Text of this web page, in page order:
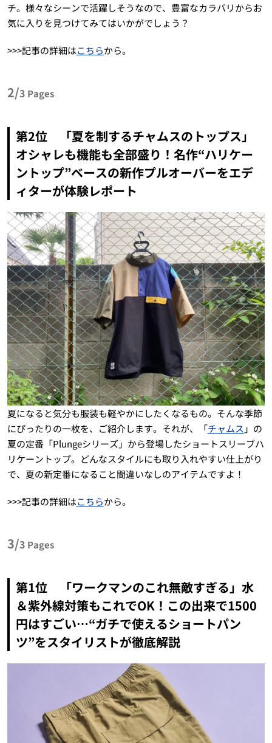
チ。様々なシーンで活躍しそうなので、豊富なカラバリからお
気に入りを見つけてみてはいかがでしょう？
>>>記事の詳細はこちらから。
2/3 Pages
第2位 「夏を制するチャムスのトップス」
オシャレも機能も全部盛り！名作“ハリケー
ントップ”ベースの新作プルオーバーをエデ
ィターが体験レポート
夏になると気分も服装も軽やかにしたくなるもの。そんな季節
にぴったりの一枚を、ご紹介します。それが、「チャムス 」の
夏の定番「Plungeシリーズ」から登場したショートスリーブハ
リケーントップ。どんなスタイルにも取り入れやすい仕上がり
で、夏の新定番になること間違いなしのアイテムですよ！
>>>記事の詳細はこちらから。
3/3 Pages
第1位 「ワークマンのこれ無敵すぎる」水
＆紫外線対策もこれでOK！この出来で1500
円はすごい…“ガチで使えるショートパン
ツ”をスタイリストが徹底解説